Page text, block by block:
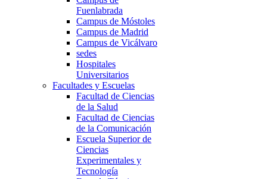
Fuenlabrada
Campus de Móstoles
Campus de Madrid
Campus de Vicálvaro
sedes
Hospitales
Universitarios
Facultades y Escuelas
Facultad de Ciencias
de la Salud
Facultad de Ciencias
de la Comunicación
Escuela Superior de
Ciencias
Experimentales y
Tecnología